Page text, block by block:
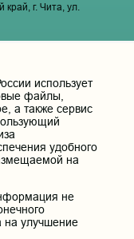
г. Чита, ул.
использует
файлы,
а также сервис
удобного
на
не
на улучшение